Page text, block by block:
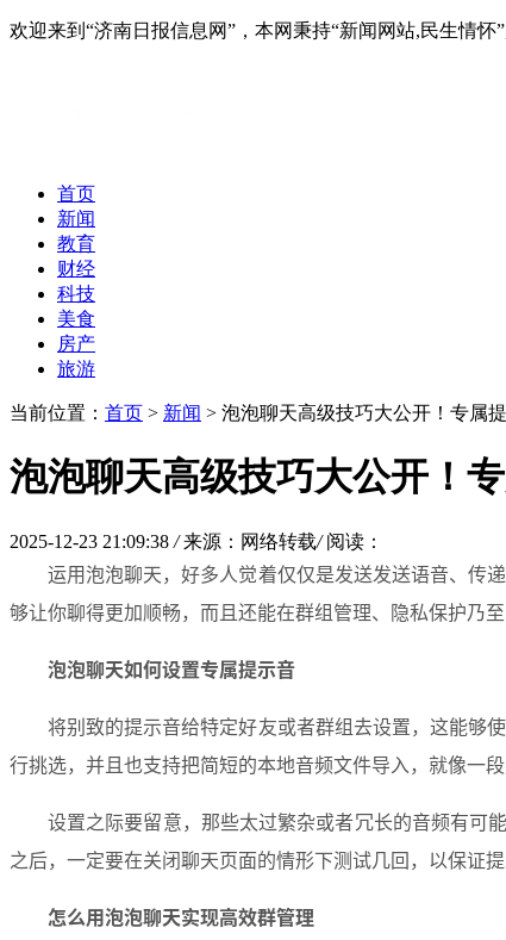
欢迎来到“济南日报信息网”，本网秉持“新闻网站,民生情
首页
新闻
教育
财经
科技
美食
房产
旅游
当前位置： 首页 > 新闻 > 泡泡聊天高级技巧大公开！专属
泡泡聊天高级技巧大公开！
2025-12-23 21:09:38 / 来源：网络转载/ 阅读：
运用泡泡聊天，好多人觉着仅仅是发送发送语音、传
够让你聊得更加顺畅，而且还能在群组管理、隐私保护乃
泡泡聊天如何设置专属提示音
将别致的提示音给特定好友或者群组去设置，这能够
行挑选，并且也支持把简短的本地音频文件导入，就像一
设置之际要留意，那些太过繁杂或者冗长的音频有可
之后，一定要在关闭聊天页面的情形下测试几回，以保证
怎么用泡泡聊天实现高效群管理